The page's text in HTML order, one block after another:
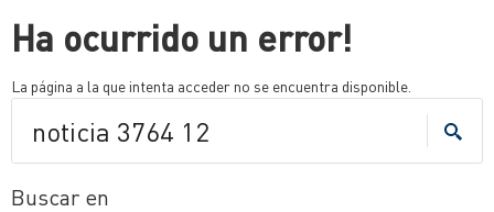
Ha ocurrido un error!
La página a la que intenta acceder no se encuentra disponible.
Buscar en